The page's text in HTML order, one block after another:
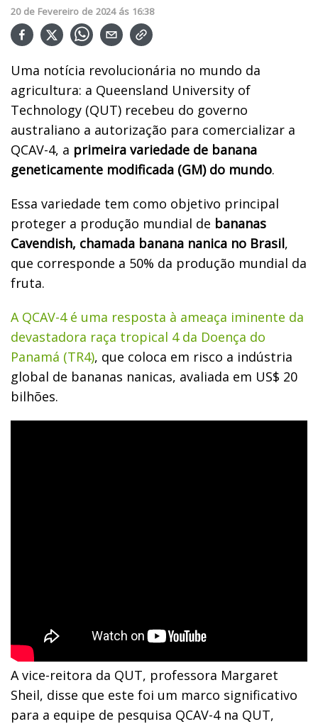
20 de Fevereiro de 2024 ás 16:38
Uma notícia revolucionária no mundo da
agricultura: a Queensland University of
Technology (QUT) recebeu do governo
australiano a autorização para comercializar a
QCAV-4, a primeira variedade de banana
geneticamente modificada (GM) do mundo.
Essa variedade tem como objetivo principal
proteger a produção mundial de bananas
Cavendish, chamada banana nanica no Brasil,
que corresponde a 50% da produção mundial da
fruta.
A QCAV-4 é uma resposta à ameaça iminente da
devastadora raça tropical 4 da Doença do
Panamá (TR4), que coloca em risco a indústria
global de bananas nanicas, avaliada em US$ 20
bilhões.
A vice-reitora da QUT, professora Margaret
Sheil, disse que este foi um marco significativo
para a equipe de pesquisa QCAV-4 na QUT,